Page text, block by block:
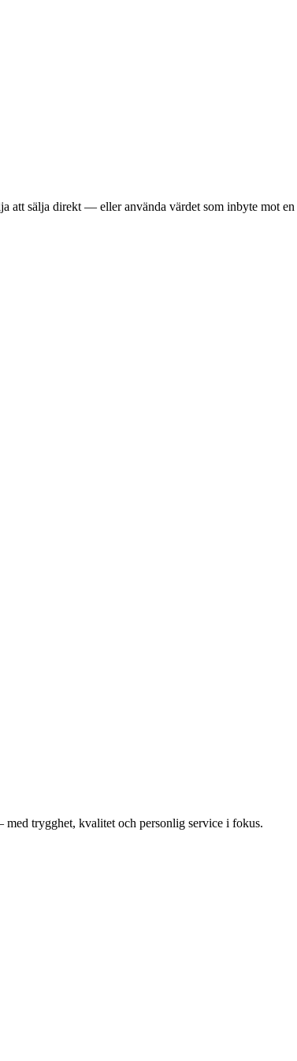
att sälja direkt — eller använda värdet som inbyte mot en
trygghet, kvalitet och personlig service i fokus.